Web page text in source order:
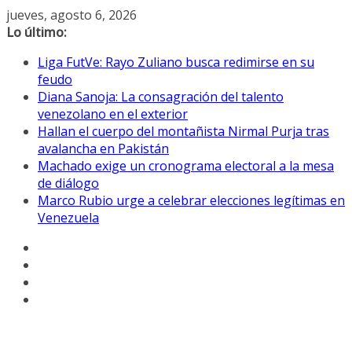
Saltar
al
jueves, agosto 6, 2026
Lo último:
Liga FutVe: Rayo Zuliano busca redimirse en su
feudo
Diana Sanoja: La consagración del talento
venezolano en el exterior
Hallan el cuerpo del montañista Nirmal Purja tras
avalancha en Pakistán
Machado exige un cronograma electoral a la mesa
de diálogo
Marco Rubio urge a celebrar elecciones legítimas en
Venezuela